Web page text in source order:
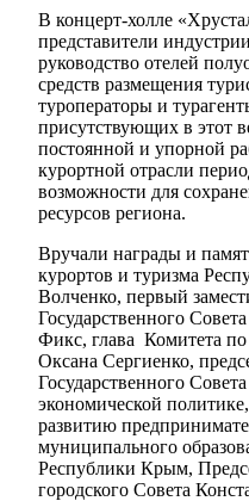
В концерт-холле
представители
руководство отелей
средств размещения
туроператоры и
присутствующих в этот
постоянной и упорной
курортной отрасли
возможности для
ресурсов региона.
Вручали награды и
курортов и туризма
Волченко, первый
Государственного
Фикс, глава Комитета по
Оксана Сергиенко,
Государственного
экономической
развитию
муниципального
Республики Крым,
городского Совета